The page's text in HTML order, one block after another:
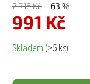
2 716 Kč –63 %
991 Kč
Měrná cena:
Skladem (>5 ks)